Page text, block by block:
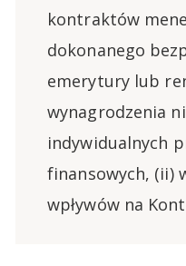
kontraktów
dokonanego
emerytury lub
wynagrodzenia
indywidualnych
finansowych, (ii)
wpływów na